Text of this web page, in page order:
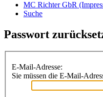
MC Richter GbR
Suche
Passwort
E-Mail-Adresse:
Sie müssen die E-Mail-